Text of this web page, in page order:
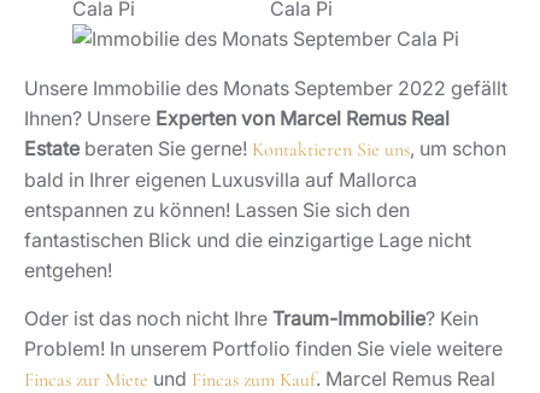
Unsere Immobilie des Monats September 2022 gefällt
Ihnen? Unsere Experten von Marcel Remus Real
Estate beraten Sie gerne! Kontaktieren Sie uns, um schon
bald in Ihrer eigenen Luxusvilla auf Mallorca
entspannen zu können! Lassen Sie sich den
fantastischen Blick und die einzigartige Lage nicht
entgehen!
Oder ist das noch nicht Ihre Traum-Immobilie? Kein
Problem! In unserem Portfolio finden Sie viele weitere
Fincas zur Miete und Fincas zum Kauf. Marcel Remus Real